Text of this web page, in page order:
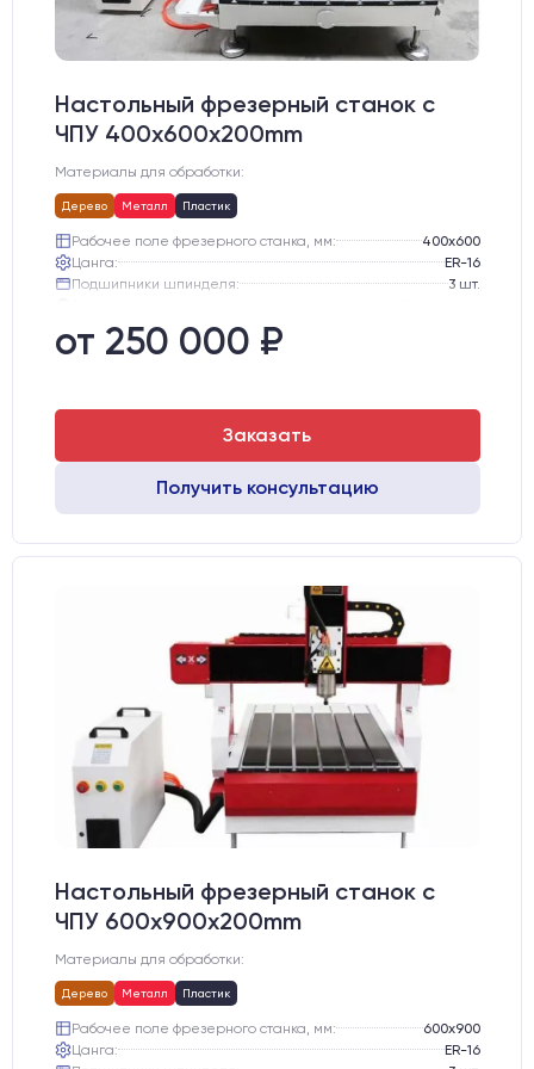
Настольный фрезерный станок с
ЧПУ 400x600x200mm
Материалы для обработки:
Дерево Металл Пластик
Рабочее поле фрезерного станка, мм:
400х600
Цанга:
ER-16
Подшипники шпинделя:
3 шт.
Стол:
Двигатели:
от 250 000 ₽
Заказать
Получить консультацию
Настольный фрезерный станок с
ЧПУ 600x900x200mm
Материалы для обработки:
Дерево Металл Пластик
Рабочее поле фрезерного станка, мм:
600х900
Цанга:
ER-16